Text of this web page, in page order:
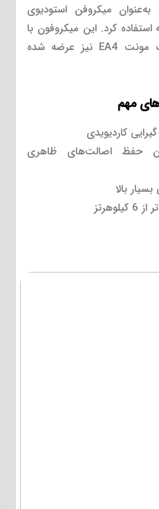
به‌عنوان میکروفن استودیوی
کرد. این میکروفون با
پکیج استودیویی شامل شاک مونت EA4 نیز عرضه شده
مهم
کاردیویدی
حفظ اصالت‌های ظاهری
بالا